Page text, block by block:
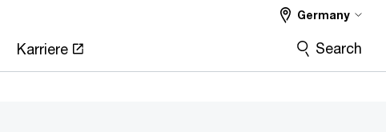
Karriere
Germany
Search